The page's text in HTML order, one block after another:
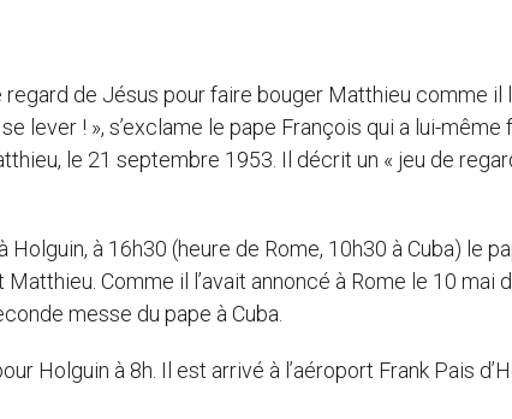
de Jésus pour faire bouger Matthieu comme il
lever ! », s’exclame le pape François qui a lui-même
le 21 septembre 1953. Il décrit un « jeu de
à 16h30 (heure de Rome, 10h30 à Cuba) le
Comme il l’avait annoncé à Rome le 10 mai
messe du pape à Cuba.
Holguin à 8h. Il est arrivé à l’aéroport Frank Pais